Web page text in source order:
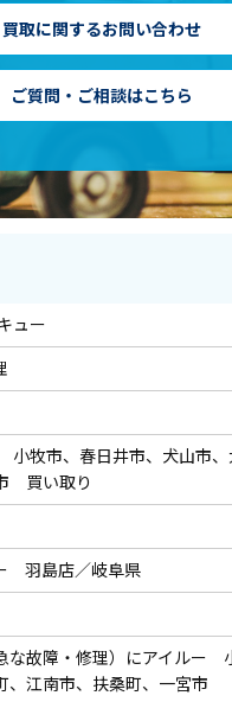
買取に関するお問い合わせ
ご質問・ご相談はこちら
ュー
牧市、春日井市、犬山市、
買い取り
羽島店／岐阜県
な故障・修理）にアイルー
、江南市、扶桑町、一宮市